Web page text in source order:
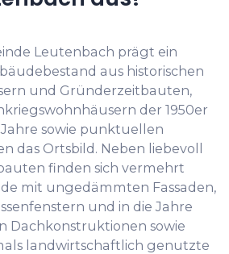
Leutenbach prägt ein
aus historischen
und Gründerzeitbauten,
der 1950er
Jahre sowie punktuellen
das Ortsbild. Neben liebevoll
finden sich vermehrt
mit ungedämmten Fassaden,
und in die Jahre
Dachkonstruktionen sowie
landwirtschaftlich genutzte